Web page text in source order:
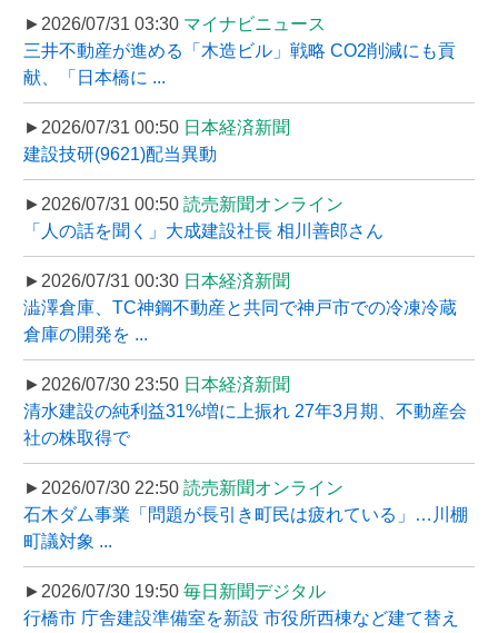
►2026/07/31 03:30 マイナビニュース
三井不動産が進める「木造ビル」戦略 CO2削減にも貢
献、「日本橋に ...
►2026/07/31 00:50 日本経済新聞
建設技研(9621)配当異動
►2026/07/31 00:50 読売新聞オンライン
「人の話を聞く」大成建設社長 相川善郎さん
►2026/07/31 00:30 日本経済新聞
澁澤倉庫、TC神鋼不動産と共同で神戸市での冷凍冷蔵
倉庫の開発を ...
►2026/07/30 23:50 日本経済新聞
清水建設の純利益31%増に上振れ 27年3月期、不動産会
社の株取得で
►2026/07/30 22:50 読売新聞オンライン
石木ダム事業「問題が長引き町民は疲れている」…川棚
町議対象 ...
►2026/07/30 19:50 毎日新聞デジタル
行橋市 庁舎建設準備室を新設 市役所西棟など建て替え